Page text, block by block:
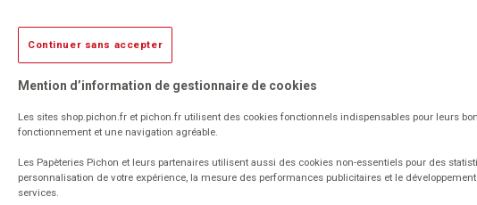
Audiovisuel,
et
bureautique
Cahiers
et
Ecriture
Ergonomie
classe
Protection
documents
Retour suspendu gauche
anthracite/hêtre
Epuisé
Réf. 1045509
(Produit ni repris, ni échangé)
Continuer sans accepter
Mention d’information de gestionnaire de cookies
Les sites shop.pichon.fr et pichon.fr utilisent des cookies fonctionnels indispensables pour leurs bon
fonctionnement et une navigation agréable.
Les Papèteries Pichon et leurs partenaires utilisent aussi des cookies non-essentiels pour des
personnalisation de votre expérience, la mesure des performances publicitaires et le
services.